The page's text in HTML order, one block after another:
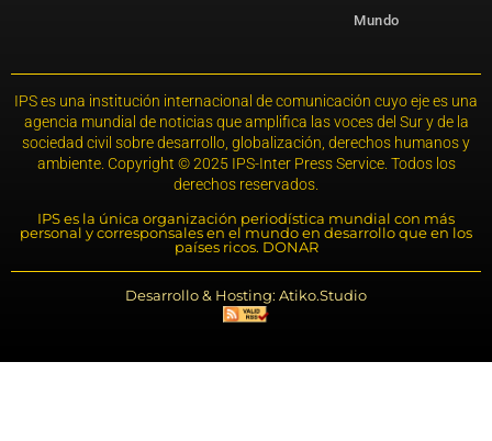
Mundo
IPS es una institución internacional de comunicación cuyo eje es una
agencia mundial de noticias que amplifica las voces del Sur y de la
sociedad civil sobre desarrollo, globalización, derechos humanos y
ambiente. Copyright © 2025 IPS-Inter Press Service. Todos los
derechos reservados.
IPS es la única organización periodística mundial con más
personal y corresponsales en el mundo en desarrollo que en los
países ricos. DONAR
Desarrollo & Hosting: Atiko.Studio